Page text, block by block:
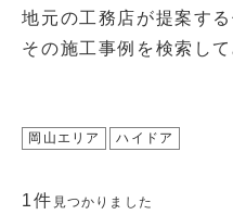
地元の工務店が提案す
その施工事例を検索して
岡山エリア ハイドア
1件 見つかりました